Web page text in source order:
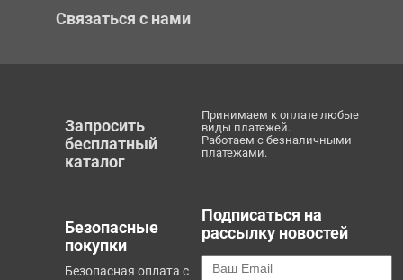
Связаться с нами
Запросить
бесплатный
каталог
Принимаем к оплате любые
виды платежей.
Работаем с безналичными
платежами.
Безопасные
покупки
Безопасная оплата с
Подписаться на
рассылку новостей